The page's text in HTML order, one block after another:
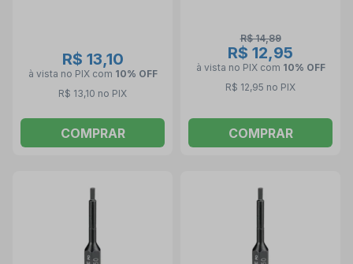
R$ 13,10
à vista no PIX com 10% OFF
R$ 13,10 no PIX
COMPRAR
R$ 14,89
R$ 12,95
à vista no PIX com 10% OFF
R$ 12,95 no PIX
COMPRAR